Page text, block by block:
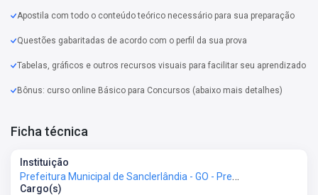
Apostila com todo o conteúdo teórico necessário para sua preparação
Questões gabaritadas de acordo com o perfil da sua prova
Tabelas, gráficos e outros recursos visuais para facilitar seu aprendizado
Bônus: curso online Básico para Concursos (abaixo mais detalhes)
Ficha técnica
Instituição
Prefeitura Municipal de Sanclerlândia - GO - Prefeitura de Sanclerlândia - GO
Cargo(s)